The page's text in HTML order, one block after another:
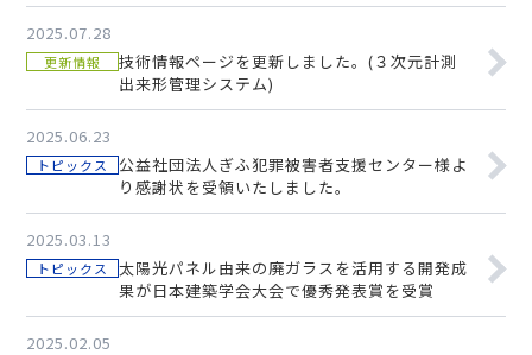
2025.07.28
更新情報
技術情報ページを更新しました。(３次元計測
出来形管理システム)
2025.06.23
トピックス
公益社団法人ぎふ犯罪被害者支援センター様よ
り感謝状を受領いたしました。
2025.03.13
トピックス
太陽光パネル由来の廃ガラスを活用する開発成
果が日本建築学会大会で優秀発表賞を受賞
2025.02.05